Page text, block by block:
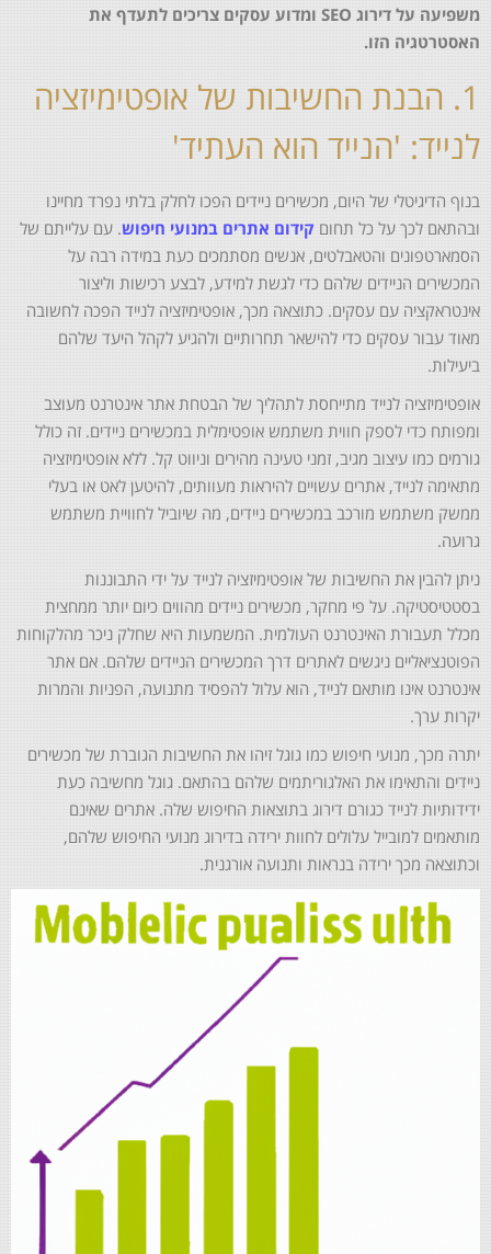
משפיעה על דירוג SEO ומדוע עסקים צריכים לתעדף את
האסטרטגיה הזו.
1. הבנת החשיבות של אופטימיזציה
לנייד: 'הנייד הוא העתיד'
בנוף הדיגיטלי של היום, מכשירים ניידים הפכו לחלק בלתי נפרד מחיינו
ובהתאם לכך על כל תחום קידום אתרים במנועי חיפוש. עם עלייתם של
הסמארטפונים והטאבלטים, אנשים מסתמכים כעת במידה רבה על
המכשירים הניידים שלהם כדי לגשת למידע, לבצע רכישות וליצור
אינטראקציה עם עסקים. כתוצאה מכך, אופטימיזציה לנייד הפכה לחשובה
מאוד עבור עסקים כדי להישאר תחרותיים ולהגיע לקהל היעד שלהם
ביעילות.
אופטימיזציה לנייד מתייחסת לתהליך של הבטחת אתר אינטרנט מעוצב
ומפותח כדי לספק חווית משתמש אופטימלית במכשירים ניידים. זה כולל
גורמים כמו עיצוב מגיב, זמני טעינה מהירים וניווט קל. ללא אופטימיזציה
מתאימה לנייד, אתרים עשויים להיראות מעוותים, להיטען לאט או בעלי
ממשק משתמש מורכב במכשירים ניידים, מה שיוביל לחוויית משתמש
גרועה.
ניתן להבין את החשיבות של אופטימיזציה לנייד על ידי התבוננות
בסטטיסטיקה. על פי מחקר, מכשירים ניידים מהווים כיום יותר ממחצית
מכלל תעבורת האינטרנט העולמית. המשמעות היא שחלק ניכר מהלקוחות
הפוטנציאליים ניגשים לאתרים דרך המכשירים הניידים שלהם. אם אתר
אינטרנט אינו מותאם לנייד, הוא עלול להפסיד מתנועה, הפניות והמרות
יקרות ערך.
יתרה מכך, מנועי חיפוש כמו גוגל זיהו את החשיבות הגוברת של מכשירים
ניידים והתאימו את האלגוריתמים שלהם בהתאם. גוגל מחשיבה כעת
ידידותיות לנייד כגורם דירוג בתוצאות החיפוש שלה. אתרים שאינם
מותאמים למובייל עלולים לחוות ירידה בדירוג מנועי החיפוש שלהם,
וכתוצאה מכך ירידה בנראות ותנועה אורגנית.